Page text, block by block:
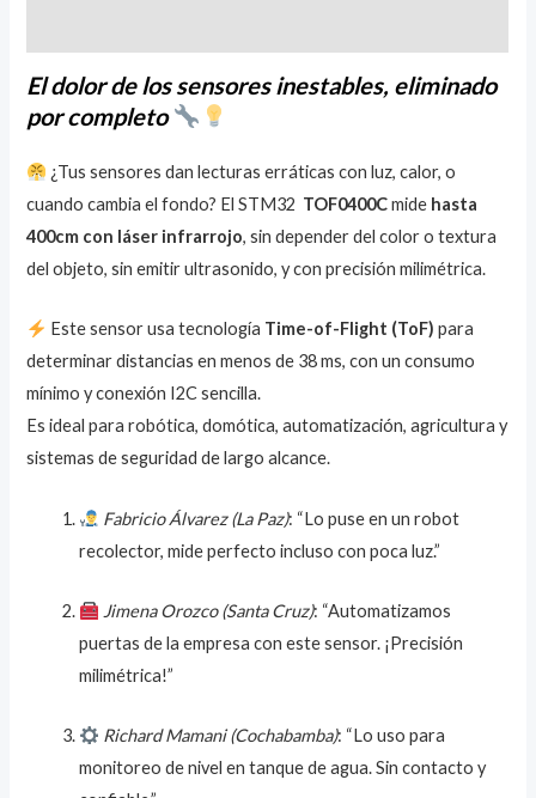
El dolor de los sensores inestables, eliminado
por completo
¿Tus sensores dan lecturas erráticas con luz, calor, o
cuando cambia el fondo? El STM32 TOF0400Cmide hasta
400cm con láser infrarrojo, sin depender del color o textura
del objeto, sin emitir ultrasonido, y con precisión milimétrica.
Este sensor usa tecnología Time-of-Flight (ToF) para
determinar distancias en menos de 38 ms, con un consumo
mínimo y conexión I2C sencilla.
Es ideal para robótica, domótica, automatización, agricultura y
sistemas de seguridad de largo alcance.
Fabricio Álvarez (La Paz): “Lo puse en un robot
recolector, mide perfecto incluso con poca luz.”
Jimena Orozco (Santa Cruz): “Automatizamos
puertas de la empresa con este sensor. ¡Precisión
milimétrica!”
Richard Mamani (Cochabamba): “Lo uso para
monitoreo de nivel en tanque de agua. Sin contacto y